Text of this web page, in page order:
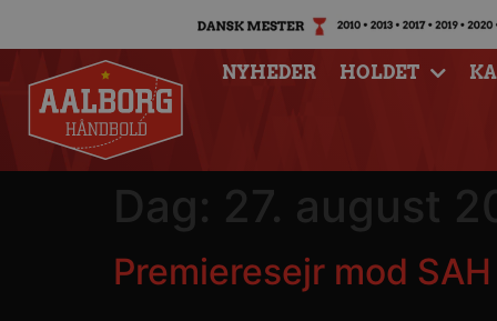
NYHEDER HOLDET
Dag: 27. august
Premieresejr mod SAH